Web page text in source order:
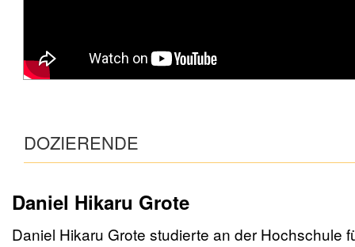
DOZIERENDE
Daniel Hikaru Grote
Daniel Hikaru Grote studierte an der Hochschule